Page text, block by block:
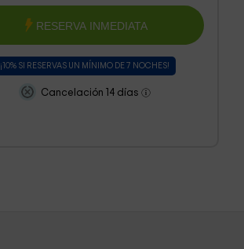
RESERVA INMEDIATA
¡10% SI RESERVAS UN MÍNIMO DE 7 NOCHES!
Cancelación 14 días